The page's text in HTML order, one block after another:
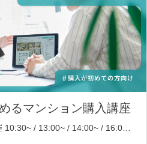
るマンション購入講座